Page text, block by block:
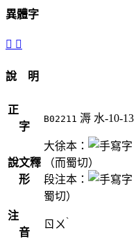
異體字
󷸱 󷸰
說 明
正
字
B02211 溽 水-10-13
說文釋
形
大徐本：
（而蜀切）
段注本：
蜀切）
注
音
ㄖㄨ ˋ